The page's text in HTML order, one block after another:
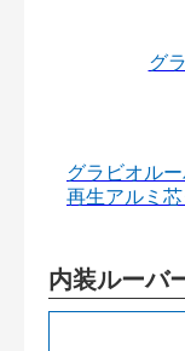
グ
グラビオル
再生アルミ
内装ルーバ